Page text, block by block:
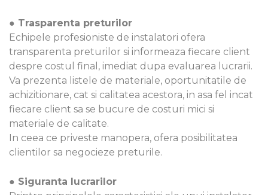
● Trasparenta preturilor
Echipele profesioniste de instalatori ofera
transparenta preturilor si informeaza fiecare client
despre costul final, imediat dupa evaluarea lucrarii.
Va prezenta listele de materiale, oportunitatile de
achizitionare, cat si calitatea acestora, in asa fel incat
fiecare client sa se bucure de costuri mici si
materiale de calitate.
In ceea ce priveste manopera, ofera posibilitatea
clientilor sa negocieze preturile.
● Siguranta lucrarilor